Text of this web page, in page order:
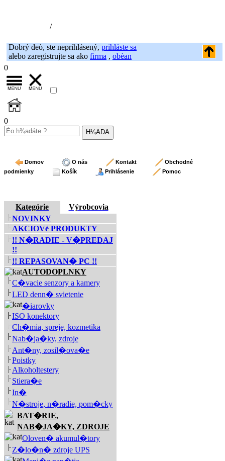
/
Dobrý deò, ste neprihlásený, prihláste sa
alebo zaregistrujte sa ako firma , obèan
0
0
Domov O nás Kontakt
Obchodné
podmienky
Košík Prihlásenie Pomoc
Kategórie
Výrobcovia
NOVINKY
AKCIOVé PRODUKTY
!! N�RADIE - V�PREDAJ
!!
!! REPASOVAN� PC !!
AUTODOPLNKY
C�vacie senzory a kamery
LED denn� svietenie
�iarovky
ISO konektory
Ch�mia, spreje, kozmetika
Nab�ja�ky, zdroje
Ant�ny, zosil�ova�e
Poistky
Alkoholtestery
Stiera�e
In�
N�stroje, n�radie, pom�cky
BAT�RIE,
NAB�JA�KY, ZDROJE
Oloven� akumul�tory
Z�lo�n� zdroje UPS